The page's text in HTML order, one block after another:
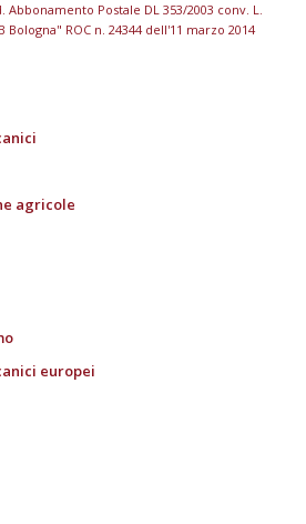
Abbonamento Postale DL 353/2003 conv. L.
Bologna" ROC n. 24344 dell'11 marzo 2014
agricole
europei